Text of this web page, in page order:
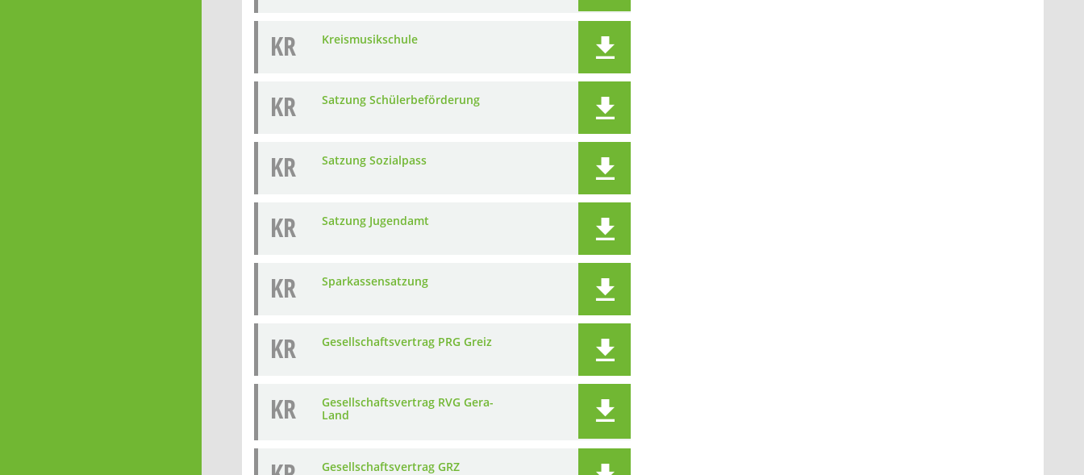
KR Kreismusikschule
KR Satzung Schülerbeförderung
KR Satzung Sozialpass
KR Satzung Jugendamt
KR Sparkassensatzung
KR Gesellschaftsvertrag PRG Greiz
KR
Gesellschaftsvertrag RVG Gera-
Land
Gesellschaftsvertrag GRZ